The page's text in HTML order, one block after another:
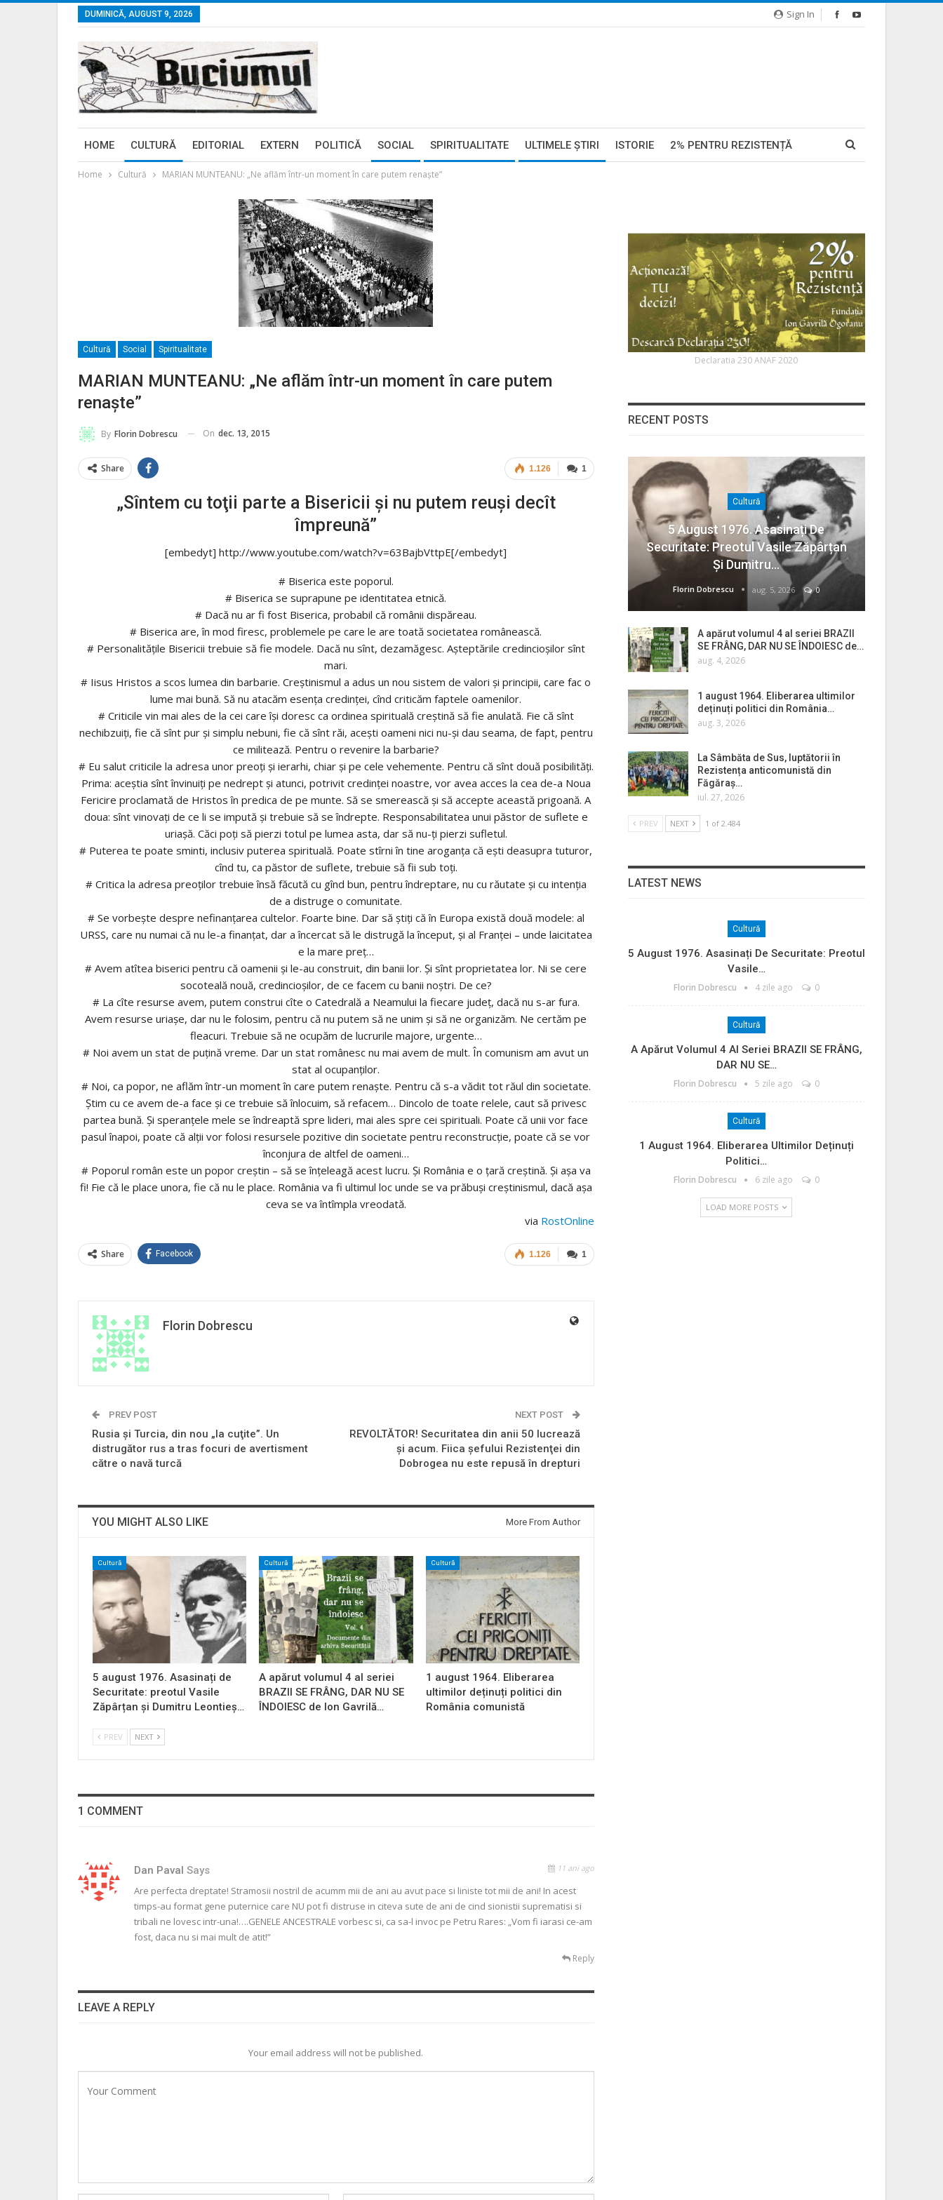
Sign In
DUMINICĂ, AUGUST 9, 2026
HOME CULTURĂ EDITORIAL EXTERN POLITICĂ SOCIAL SPIRITUALITATE ULTIMELE ŞTIRI ISTORIE 2% PENTRU REZISTENȚĂ
Home Cultură MARIAN MUNTEANU: „Ne aflăm într-un moment în care putem renaşte”
Cultură Social Spiritualitate
MARIAN MUNTEANU: „Ne aflăm într-un moment în care putem
renaşte”
By Florin Dobrescu On dec. 13, 2015
1
1.126
Share
„Sîntem cu toţii parte a Bisericii şi nu putem reuşi decît
împreună”
[embedyt] http://www.youtube.com/watch?v=63BajbVttpE[/embedyt]
# Biserica este poporul.
# Biserica se suprapune pe identitatea etnică.
# Dacă nu ar fi fost Biserica, probabil că românii dispăreau.
# Biserica are, în mod firesc, problemele pe care le are toată societatea românească.
# Personalităţile Bisericii trebuie să fie modele. Dacă nu sînt, dezamăgesc. Aşteptările credincioşilor sînt
mari.
# Iisus Hristos a scos lumea din barbarie. Creştinismul a adus un nou sistem de valori şi principii, care fac o
lume mai bună. Să nu atacăm esenţa credinţei, cînd criticăm faptele oamenilor.
# Criticile vin mai ales de la cei care îşi doresc ca ordinea spirituală creştină să fie anulată. Fie că sînt
nechibzuiţi, fie că sînt pur şi simplu nebuni, fie că sînt răi, aceşti oameni nici nu-şi dau seama, de fapt, pentru
ce militează. Pentru o revenire la barbarie?
# Eu salut criticile la adresa unor preoţi şi ierarhi, chiar şi pe cele vehemente. Pentru că sînt două posibilităţi.
Prima: aceştia sînt învinuiţi pe nedrept şi atunci, potrivit credinţei noastre, vor avea acces la cea de-a Noua
Fericire proclamată de Hristos în predica de pe munte. Să se smerească şi să accepte această prigoană. A
doua: sînt vinovaţi de ce li se impută şi trebuie să se îndrepte. Responsabilitatea unui păstor de suflete e
uriaşă. Căci poţi să pierzi totul pe lumea asta, dar să nu-ţi pierzi sufletul.
# Puterea te poate sminti, inclusiv puterea spirituală. Poate stîrni în tine aroganţa că eşti deasupra tuturor,
cînd tu, ca păstor de suflete, trebuie să fii sub toţi.
# Critica la adresa preoţilor trebuie însă făcută cu gînd bun, pentru îndreptare, nu cu răutate şi cu intenţia
de a distruge o comunitate.
# Se vorbeşte despre nefinanţarea cultelor. Foarte bine. Dar să ştiţi că în Europa există două modele: al
URSS, care nu numai că nu le-a finanţat, dar a încercat să le distrugă la început, şi al Franţei – unde laicitatea
e la mare preţ…
# Avem atîtea biserici pentru că oamenii şi le-au construit, din banii lor. Şi sînt proprietatea lor. Ni se cere
socoteală nouă, credincioşilor, de ce facem cu banii noştri. De ce?
# La cîte resurse avem, putem construi cîte o Catedrală a Neamului la fiecare judeţ, dacă nu s-ar fura.
Avem resurse uriaşe, dar nu le folosim, pentru că nu putem să ne unim şi să ne organizăm. Ne certăm pe
fleacuri. Trebuie să ne ocupăm de lucrurile majore, urgente…
# Noi avem un stat de puţină vreme. Dar un stat românesc nu mai avem de mult. În comunism am avut un
stat al ocupanţilor.
# Noi, ca popor, ne aflăm într-un moment în care putem renaşte. Pentru că s-a vădit tot răul din societate.
Ştim cu ce avem de-a face şi ce trebuie să înlocuim, să refacem… Dincolo de toate relele, caut să privesc
partea bună. Şi speranţele mele se îndreaptă spre lideri, mai ales spre cei spirituali. Poate că unii vor face
pasul înapoi, poate că alţii vor folosi resursele pozitive din societate pentru reconstrucţie, poate că se vor
înconjura de altfel de oameni…
# Poporul român este un popor creştin – să se înţeleagă acest lucru. Şi România e o ţară creştină. Şi aşa va
fi! Fie că le place unora, fie că nu le place. România va fi ultimul loc unde se va prăbuşi creştinismul, dacă aşa
ceva se va întîmpla vreodată.
via RostOnline
1
1.126
Share Facebook
Florin Dobrescu
PREV POST
Rusia şi Turcia, din nou „la cuţite”. Un
distrugător rus a tras focuri de avertisment
către o navă turcă
NEXT POST
REVOLTĂTOR! Securitatea din anii 50 lucrează
şi acum. Fiica şefului Rezistenţei din
Dobrogea nu este repusă în drepturi
YOU MIGHT ALSO LIKE More From Author
Cultură
5 august 1976. Asasinați de
Securitate: preotul Vasile
Zăpârțan și Dumitru Leontieș…
Cultură
A apărut volumul 4 al seriei
BRAZII SE FRÂNG, DAR NU SE
ÎNDOIESC de Ion Gavrilă…
Cultură
1 august 1964. Eliberarea
ultimilor deținuți politici din
România comunistă
PREV NEXT
1 COMMENT
Dan Paval Says 11 ani ago
Are perfecta dreptate! Stramosii nostril de acumm mii de ani au avut pace si liniste tot mii de ani! In acest
timps-au format gene puternice care NU pot fi distruse in citeva sute de ani de cind sionistii suprematisi si
tribali ne lovesc intr-una!….GENELE ANCESTRALE vorbesc si, ca sa-l invoc pe Petru Rares: „Vom fi iarasi ce-am
fost, daca nu si mai mult de atit!”
Reply
LEAVE A REPLY
Your email address will not be published.
Declaratia 230 ANAF 2020
RECENT POSTS
Cultură
5 August 1976. Asasinați De
Securitate: Preotul Vasile Zăpârțan
Și Dumitru…
Florin Dobrescu aug. 5, 2026 0
A apărut volumul 4 al seriei BRAZII
SE FRÂNG, DAR NU SE ÎNDOIESC de…
aug. 4, 2026
1 august 1964. Eliberarea ultimilor
deținuți politici din România…
aug. 3, 2026
La Sâmbăta de Sus, luptătorii în
Rezistența anticomunistă din
Făgăraș…
iul. 27, 2026
PREV NEXT 1 of 2.484
LATEST NEWS
Cultură
5 August 1976. Asasinați De Securitate: Preotul
Vasile…
Florin Dobrescu 4 zile ago 0
Cultură
A Apărut Volumul 4 Al Seriei BRAZII SE FRÂNG,
DAR NU SE…
Florin Dobrescu 5 zile ago 0
Cultură
1 August 1964. Eliberarea Ultimilor Deținuți
Politici…
Florin Dobrescu 6 zile ago 0
LOAD MORE POSTS